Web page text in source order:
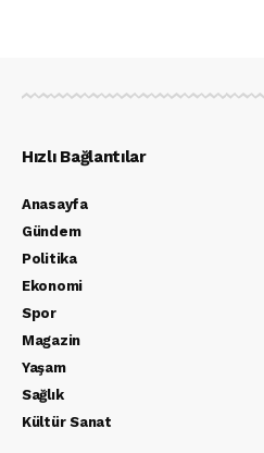
Hızlı Bağlantılar
Anasayfa
Gündem
Politika
Ekonomi
Spor
Magazin
Yaşam
Sağlık
Kültür Sanat